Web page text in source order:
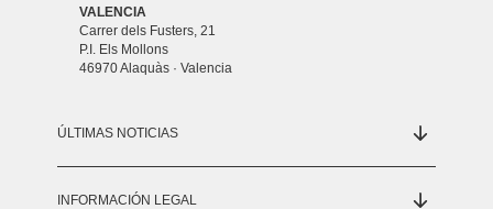
VALENCIA
Carrer dels Fusters, 21
P.I. Els Mollons
46970 Alaquàs · Valencia
ÚLTIMAS NOTICIAS
INFORMACIÓN LEGAL